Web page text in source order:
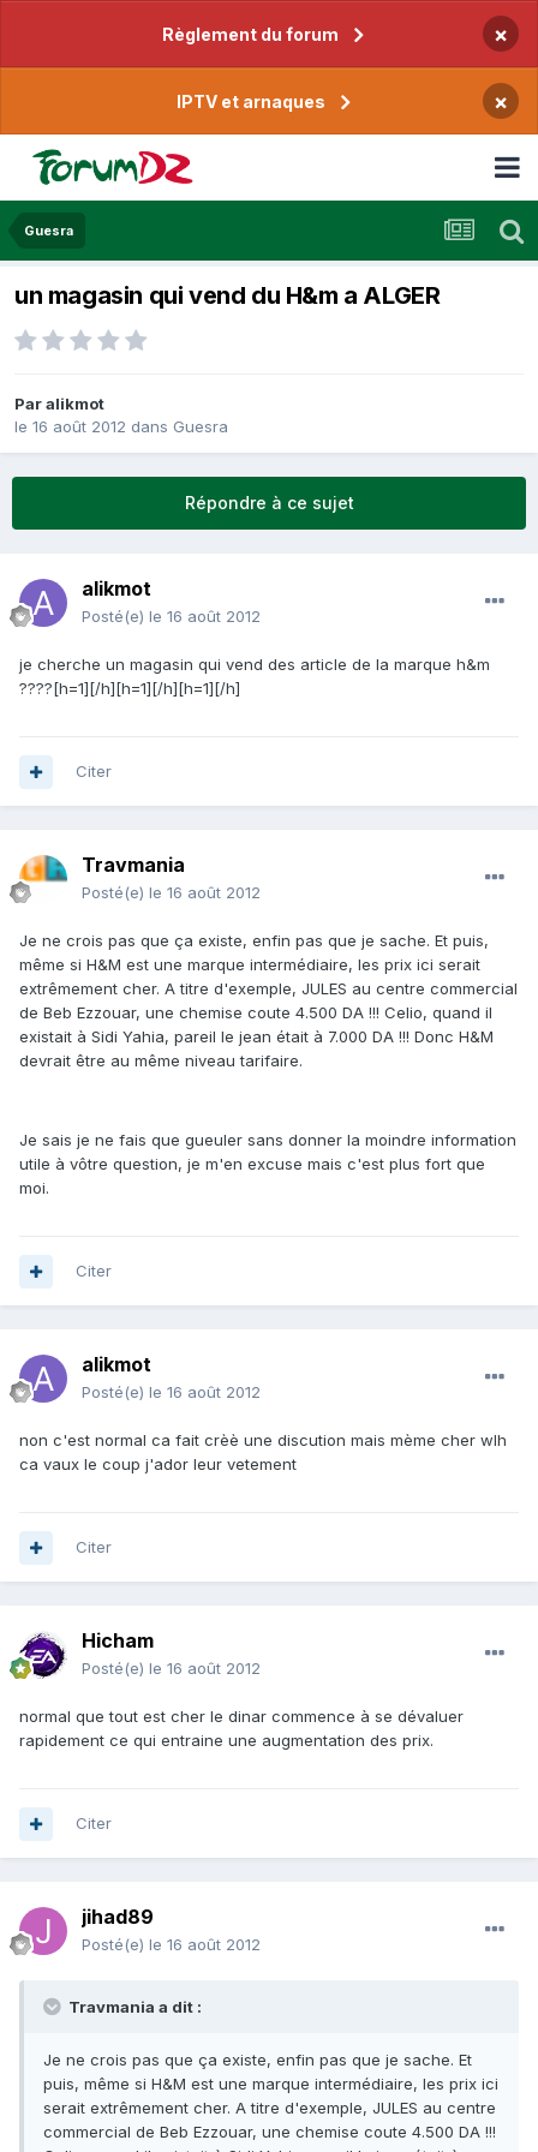
Règlement du forum ×
IPTV et arnaques ×
Guesra
un magasin qui vend du H&m a ALGER
Paralikmot
le 16 août 2012 dans Guesra
Répondre à ce sujet
alikmot
Posté(e) le 16 août 2012
je cherche un magasin qui vend des article de la marque h&m
????[h=1][/h][h=1][/h][h=1][/h]
Citer
Travmania
Posté(e) le 16 août 2012
Je ne crois pas que ça existe, enfin pas que je sache. Et puis,
même si H&M est une marque intermédiaire, les prix ici serait
extrêmement cher. A titre d'exemple, JULES au centre commercial
de Beb Ezzouar, une chemise coute 4.500 DA !!! Celio, quand il
existait à Sidi Yahia, pareil le jean était à 7.000 DA !!! Donc H&M
devrait être au même niveau tarifaire.
Je sais je ne fais que gueuler sans donner la moindre information
utile à vôtre question, je m'en excuse mais c'est plus fort que
moi.
Citer
alikmot
Posté(e) le 16 août 2012
non c'est normal ca fait crèè une discution mais mème cher wlh
ca vaux le coup j'ador leur vetement
Citer
Hicham
Posté(e) le 16 août 2012
normal que tout est cher le dinar commence à se dévaluer
rapidement ce qui entraine une augmentation des prix.
Citer
jihad89
Posté(e) le 16 août 2012
Travmania a dit :
Je ne crois pas que ça existe, enfin pas que je sache. Et
puis, même si H&M est une marque intermédiaire, les prix ici
serait extrêmement cher. A titre d'exemple, JULES au centre
commercial de Beb Ezzouar, une chemise coute 4.500 DA !!!